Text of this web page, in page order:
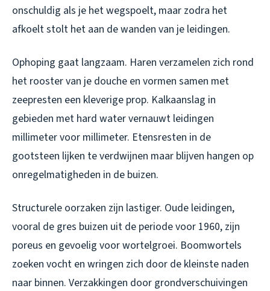
onschuldig als je het wegspoelt, maar zodra het
afkoelt stolt het aan de wanden van je leidingen.
Ophoping gaat langzaam. Haren verzamelen zich rond
het rooster van je douche en vormen samen met
zeepresten een kleverige prop. Kalkaanslag in
gebieden met hard water vernauwt leidingen
millimeter voor millimeter. Etensresten in de
gootsteen lijken te verdwijnen maar blijven hangen op
onregelmatigheden in de buizen.
Structurele oorzaken zijn lastiger. Oude leidingen,
vooral de gres buizen uit de periode voor 1960, zijn
poreus en gevoelig voor wortelgroei. Boomwortels
zoeken vocht en wringen zich door de kleinste naden
naar binnen. Verzakkingen door grondverschuivingen